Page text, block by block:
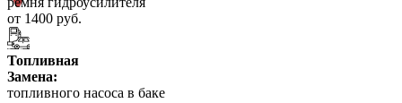
от 1400 руб.
Топливная
Замена:
топливного насоса в баке